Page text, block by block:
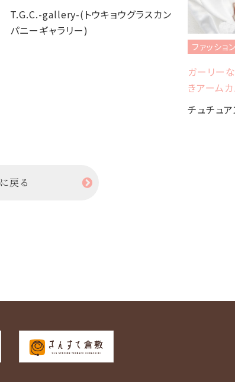
T.G.C.-gallery-(トウキョウグラスカン
パニーギャラリー)
ファッショ
ガーリー
きアーム
チュチュ
戻る